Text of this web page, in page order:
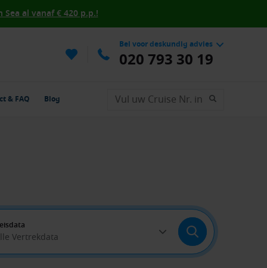
al vanaf € 420 p.p.!
Bel voor deskundig advies
020 793 30 19
& FAQ Blog
Vertrekdata